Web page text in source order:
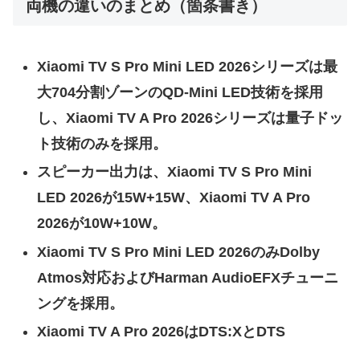
両機の違いのまとめ（箇条書き）
Xiaomi TV S Pro Mini LED 2026シリーズは最
大704分割ゾーンのQD-Mini LED技術を採用
し、Xiaomi TV A Pro 2026シリーズは量子ドッ
ト技術のみを採用。
スピーカー出力は、Xiaomi TV S Pro Mini
LED 2026が15W+15W、Xiaomi TV A Pro
2026が10W+10W。
Xiaomi TV S Pro Mini LED 2026のみDolby
Atmos対応およびHarman AudioEFXチューニ
ングを採用。
Xiaomi TV A Pro 2026はDTS:XとDTS